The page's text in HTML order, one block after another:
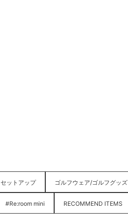
セットアップ ゴルフウェア/ゴルフグッズ
#Re:room mini RECOMMEND ITEMS